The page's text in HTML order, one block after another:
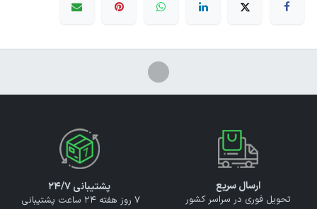
ارسال سریع
تحویل فوری در سراسر کشور
پشتیبانی ۲۴/۷
7 روز هفته 24 ساعت پشتیبانی